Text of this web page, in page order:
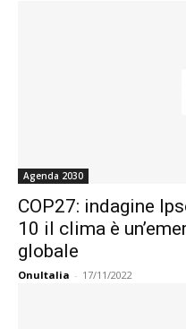
Agenda 2030
COP27: indagine
10 il clima è
globale
OnuItalia - 17/11/2022